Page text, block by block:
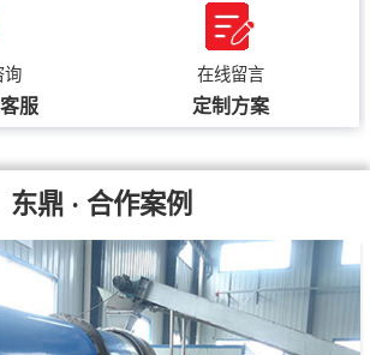
询
服
在线留言
定制方案
东鼎 · 合作案例